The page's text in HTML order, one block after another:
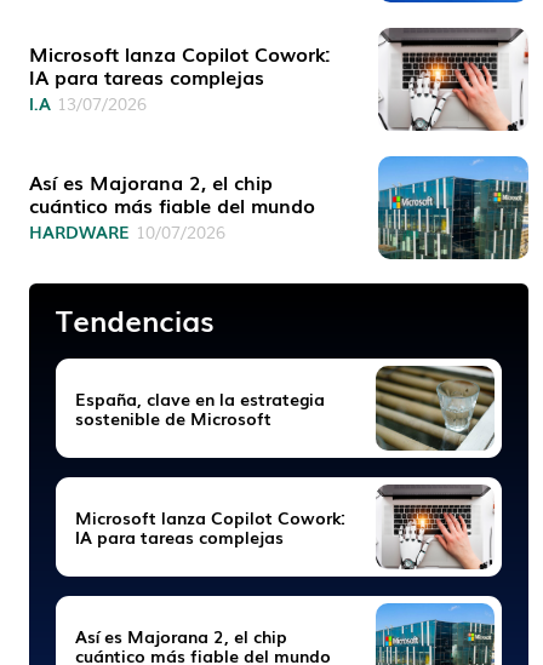
Microsoft lanza Copilot Cowork:
IA para tareas complejas
I.A 13/07/2026
Así es Majorana 2, el chip
cuántico más fiable del mundo
HARDWARE 10/07/2026
Tendencias
España, clave en la estrategia
sostenible de Microsoft
Microsoft lanza Copilot Cowork:
IA para tareas complejas
Así es Majorana 2, el chip
cuántico más fiable del mundo